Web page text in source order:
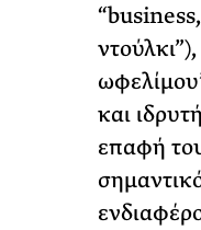
και
επαφή